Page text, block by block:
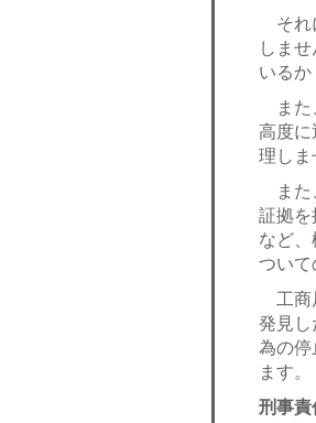
それ
しま
いる
また
高度
理しま
また
証拠
など
ついて
工商
発見
為の
ます。
刑事